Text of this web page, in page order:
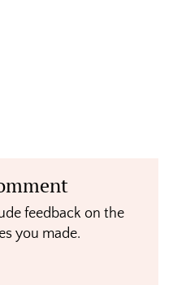
feedback on the
you made.